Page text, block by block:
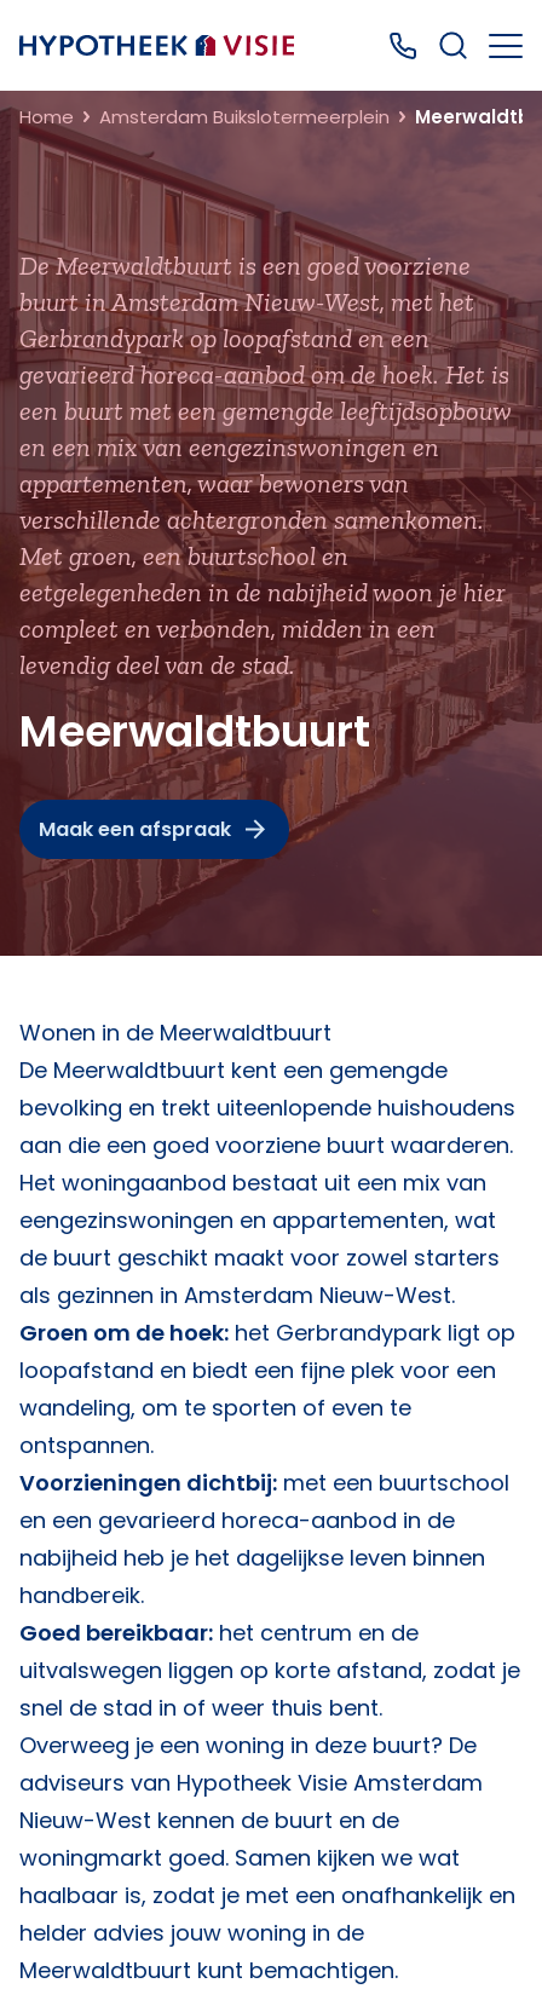
Terug naar home Bel ons: 0499
Home Amsterdam Buikslotermeerplein
De Meerwaldtbuurt is een goed voorziene
buurt in Amsterdam Nieuw-West, met het
Gerbrandypark op loopafstand en een
gevarieerd horeca-aanbod om de hoek. Het is
een buurt met een gemengde leeftijdsopbouw
en een mix van eengezinswoningen en
appartementen, waar bewoners van
verschillende achtergronden samenkomen.
Met groen, een buurtschool en
eetgelegenheden in de nabijheid woon je hier
compleet en verbonden, midden in een
levendig deel van de stad.
Meerwaldtbuurt
Maak een afspraak
Wonen in de Meerwaldtbuurt
De Meerwaldtbuurt kent een gemengde
bevolking en trekt uiteenlopende huishoudens
aan die een goed voorziene buurt waarderen.
Het woningaanbod bestaat uit een mix van
eengezinswoningen en appartementen, wat
de buurt geschikt maakt voor zowel starters
als gezinnen in Amsterdam Nieuw-West.
Groen om de hoek: het Gerbrandypark ligt op
loopafstand en biedt een fijne plek voor een
wandeling, om te sporten of even te
ontspannen.
Voorzieningen dichtbij: met een buurtschool
en een gevarieerd horeca-aanbod in de
nabijheid heb je het dagelijkse leven binnen
handbereik.
Goed bereikbaar: het centrum en de
uitvalswegen liggen op korte afstand, zodat je
snel de stad in of weer thuis bent.
Overweeg je een woning in deze buurt? De
adviseurs van Hypotheek Visie Amsterdam
Nieuw-West kennen de buurt en de
woningmarkt goed. Samen kijken we wat
haalbaar is, zodat je met een onafhankelijk en
helder advies jouw woning in de
Meerwaldtbuurt kunt bemachtigen.